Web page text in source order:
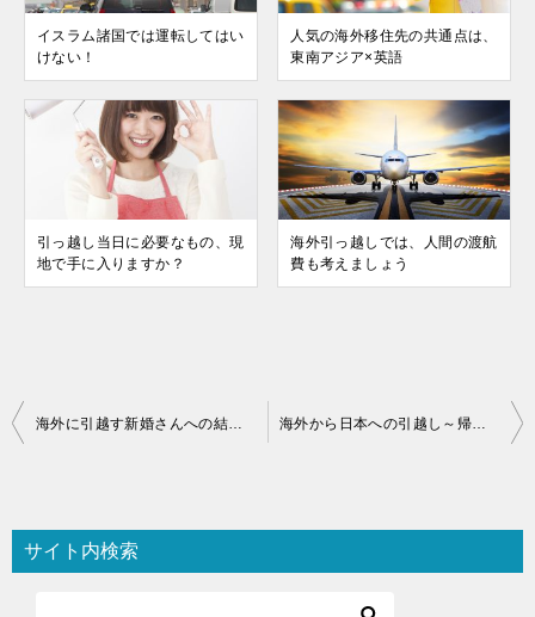
イスラム諸国では運転してはい
けない！
人気の海外移住先の共通点は、
東南アジア×英語
引っ越し当日に必要なもの、現
地で手に入りますか？
海外引っ越しでは、人間の渡航
費も考えましょう
投
ビ
ゲ
海外に引越す新婚さんへの結婚祝い 海外から日本への引越し～帰国が決まったらまずすることは？
サイト内検索